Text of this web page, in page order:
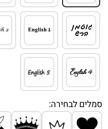
סמלים לבחירה: